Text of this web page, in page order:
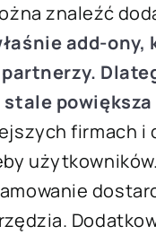
znaleźć
add-
firmach i